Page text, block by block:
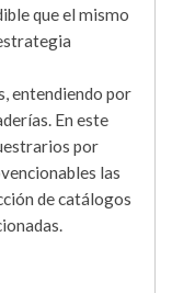
que el mismo
entendiendo por
En este
por
las
de catálogos